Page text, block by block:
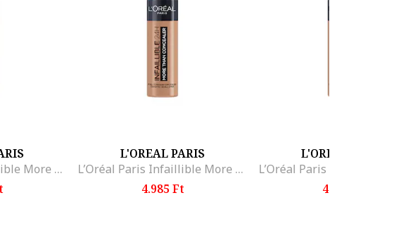
minden női táskába.
L’Oréal Paris Infaillible More Than Concealer korrektor, Oatmeal
L'OREAL PARIS
L’Oréal Paris Infaillible More Than Concealer korrektor, Cashew
4.985 Ft
L'OREAL PARIS
4.985 Ft